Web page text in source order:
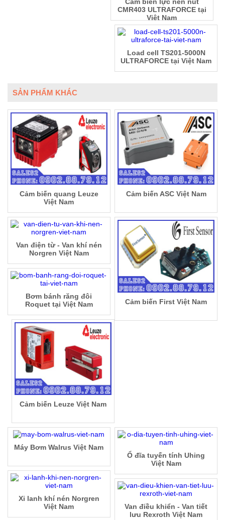
CMR403 ULTRAFORCE tại
Việt Nam
Load cell TS201-5000N
ULTRAFORCE tại Việt Nam
SẢN PHẨM KHÁC
Cảm biến quang Leuze
Việt Nam
Cảm biến ASC Việt Nam
Van điện từ - Van khí nén
Norgren Việt Nam
Cảm biến First Việt Nam
Bơm bánh răng đôi
Roquet tại Việt Nam
Cảm biến Leuze Việt Nam
Máy Bơm Walrus Việt Nam
Ổ đĩa tuyến tính Uhing
Việt Nam
Xi lanh khí nén Norgren
Việt Nam
Van điều khiển - Van tiết
lưu Rexroth Việt Nam